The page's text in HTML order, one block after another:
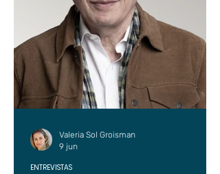
ENTREVISTAS
Valeria Sol Groisman
9 jun